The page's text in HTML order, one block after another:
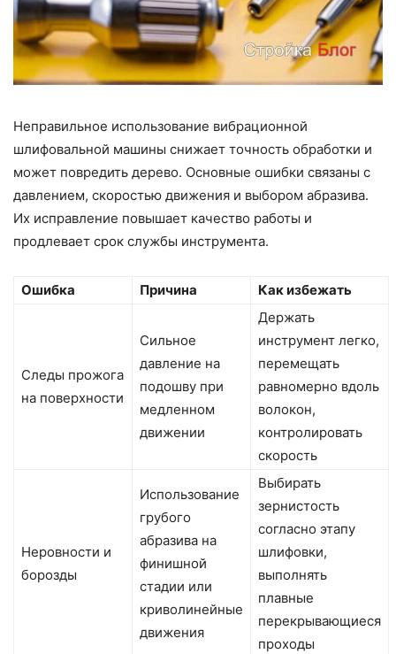
Неправильное использование вибрационной
шлифовальной машины снижает точность обработки и
может повредить дерево. Основные ошибки связаны с
давлением, скоростью движения и выбором абразива.
Их исправление повышает качество работы и
продлевает срок службы инструмента.
Ошибка Причина Как избежать
Следы прожога
на поверхности
Сильное
давление на
подошву при
медленном
движении
Держать
инструмент легко,
перемещать
равномерно вдоль
волокон,
контролировать
скорость
Неровности и
борозды
Использование
грубого
абразива на
финишной
стадии или
криволинейные
движения
Выбирать
зернистость
согласно этапу
шлифовки,
выполнять
плавные
перекрывающиеся
проходы